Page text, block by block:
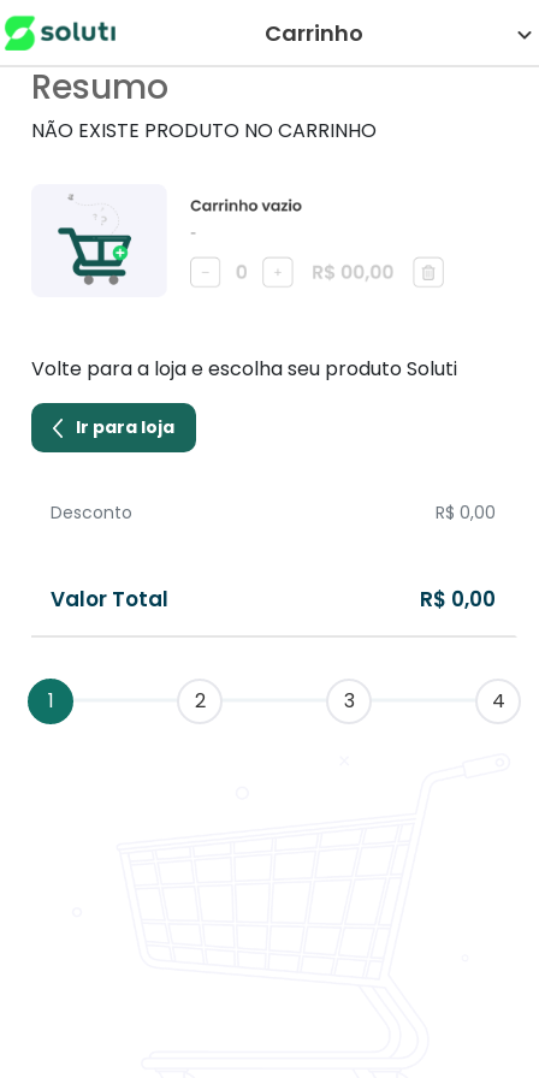
Carrinho
Resumo
NÃO EXISTE PRODUTO NO CARRINHO
Volte para a loja e escolha seu produto Soluti
Ir para loja
Desconto R$ 0,00
Valor Total R$ 0,00
1 2 3 4